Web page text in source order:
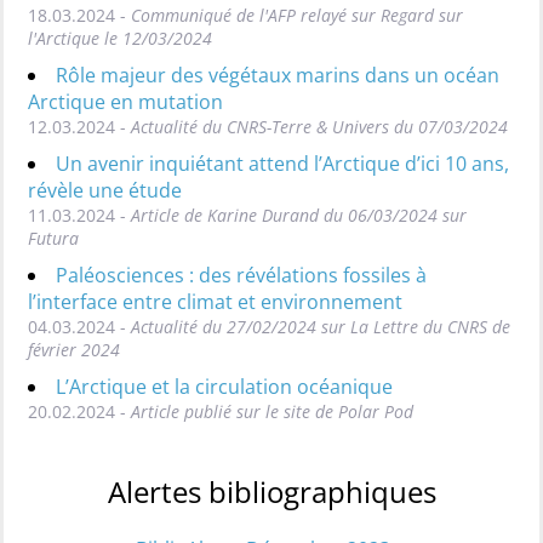
18.03.2024 - Communiqué de l'AFP relayé sur Regard sur
l'Arctique le 12/03/2024
Rôle majeur des végétaux marins dans un océan
Arctique en mutation
12.03.2024 - Actualité du CNRS-Terre & Univers du 07/03/2024
Un avenir inquiétant attend l’Arctique d’ici 10 ans,
révèle une étude
11.03.2024 - Article de Karine Durand du 06/03/2024 sur
Futura
Paléosciences : des révélations fossiles à
l’interface entre climat et environnement
04.03.2024 - Actualité du 27/02/2024 sur La Lettre du CNRS de
février 2024
L’Arctique et la circulation océanique
20.02.2024 - Article publié sur le site de Polar Pod
Alertes bibliographiques